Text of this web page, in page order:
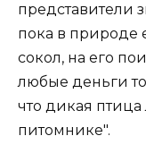
представители
пока в природе
сокол, на его
любые деньги
что дикая
питомнике".